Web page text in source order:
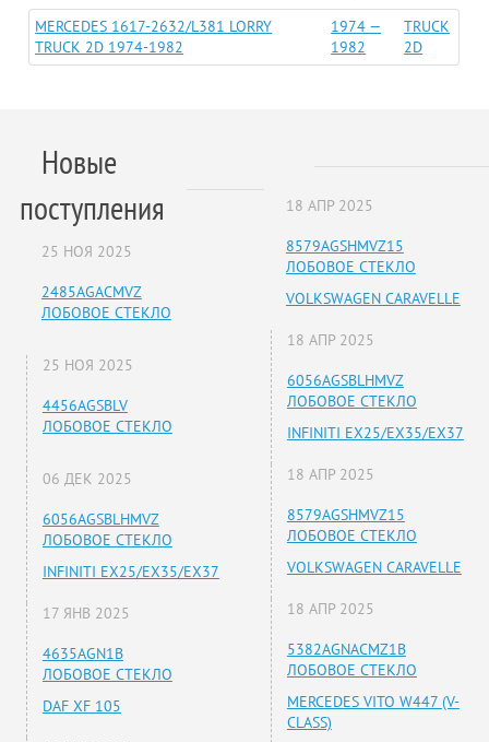
MERCEDES 1617-2632/L381 LORRY
TRUCK 2D 1974-1982
1974 —
1982
TRUCK
2D
Новые
поступления
25 НОЯ 2025
2485AGACMVZ
ЛОБОВОЕ СТЕКЛО
25 НОЯ 2025
4456AGSBLV
ЛОБОВОЕ СТЕКЛО
06 ДЕК 2025
6056AGSBLHMVZ
ЛОБОВОЕ СТЕКЛО
INFINITI EX25/EX35/EX37
17 ЯНВ 2025
4635AGN1B
ЛОБОВОЕ СТЕКЛО
DAF XF 105
18 АПР 2025
8579AGSHMVZ15
ЛОБОВОЕ СТЕКЛО
VOLKSWAGEN CARAVELLE
18 АПР 2025
6056AGSBLHMVZ
ЛОБОВОЕ СТЕКЛО
INFINITI EX25/EX35/EX37
18 АПР 2025
8579AGSHMVZ15
ЛОБОВОЕ СТЕКЛО
VOLKSWAGEN CARAVELLE
18 АПР 2025
5382AGNACMZ1B
ЛОБОВОЕ СТЕКЛО
MERCEDES VITO W447 (V-
CLASS)